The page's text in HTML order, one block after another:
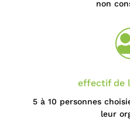
non
effectif de
5 à 10 personnes
leur